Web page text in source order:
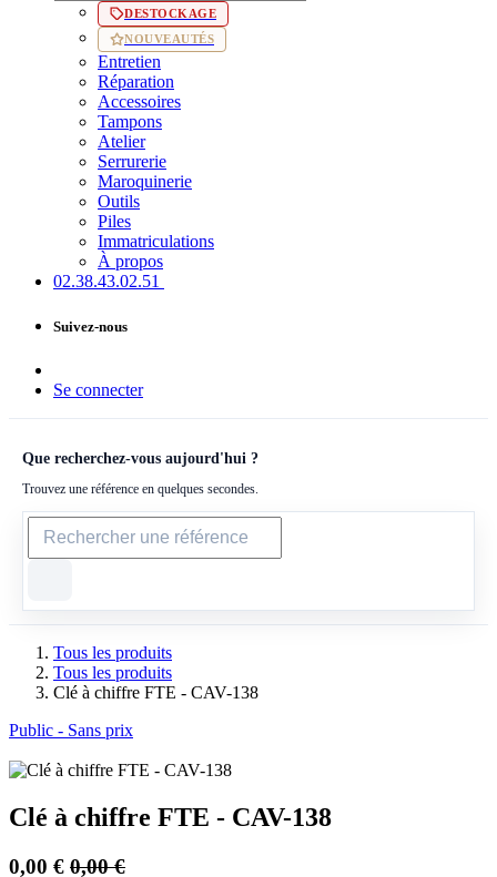
DESTOCKAGE
NOUVEAUTÉS
Entretien
Réparation
Accessoires
Tampons
Atelier
Serrurerie
Maroquinerie
Outils
Piles
Immatriculations
À propos
02.38.43​.02.51
Suivez-nous
Se connecter
Que recherchez-vous aujourd'hui ?
Trouvez une référence en quelques secondes.
Tous les produits
Tous les produits
Clé à chiffre FTE - CAV-138
Public - Sans prix
Clé à chiffre FTE - CAV-138
0,00 € 0,00€